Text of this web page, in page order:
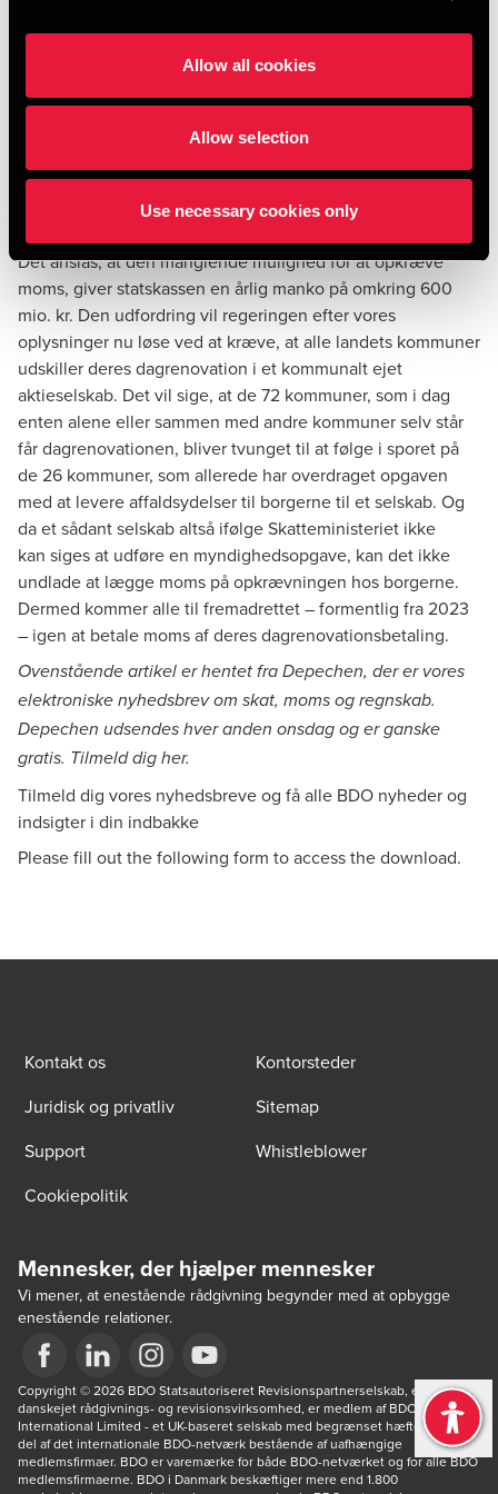
Allow all cookies
Allow selection
Use necessary cookies only
berettigede. Dels fordi det for den enkelte borger næppe
drejer sig om et beløb på over 3.000 kr. for alle årene.
Kommunerne vil i stedet lade pengene komme borgerne til
betalinger for dagrenovation, eller holde disse i ro.
Lukning af hullet i statskassen
Det anslås, at den manglende mulighed for at opkræve
moms, giver statskassen en årlig manko på omkring 600
mio. kr. Den udfordring vil regeringen efter vores
oplysninger nu løse ved at kræve, at alle landets kommuner
udskiller deres dagrenovation i et kommunalt ejet
aktieselskab. Det vil sige, at de 72 kommuner, som i dag
enten alene eller sammen med andre kommuner selv står
får dagrenovationen, bliver tvunget til at følge i sporet på
de 26 kommuner, som allerede har overdraget opgaven
med at levere affaldsydelser til borgerne til et selskab. Og
da et sådant selskab altså ifølge Skatteministeriet ikke
kan siges at udføre en myndighedsopgave, kan det ikke
undlade at lægge moms på opkrævningen hos borgerne.
Dermed kommer alle til fremadrettet – formentlig fra 2023
– igen at betale moms af deres dagrenovationsbetaling.
Ovenstående artikel er hentet fra Depechen, der er vores
elektroniske nyhedsbrev om skat, moms og regnskab.
Depechen udsendes hver anden onsdag og er ganske
gratis. Tilmeld dig her.
Tilmeld dig vores nyhedsbreve og få alle BDO nyheder og
indsigter i din indbakke
Please fill out the following form to access the download.
Kontakt os
Kontorsteder
Juridisk og privatliv
Sitemap
Support
Whistleblower
Cookiepolitik
Mennesker, der hjælper mennesker
Vi mener, at enestående rådgivning begynder med at opbygge
enestående relationer.
Opens in a new window/tab
Opens in a new window/tab
Opens in a new window/tab
Opens in a new window/tab
Copyright © 2026 BDO Statsautoriseret Revisionspartnerselskab, en
danskejet rådgivnings- og revisionsvirksomhed, er medlem af BDO
International Limited - et UK-baseret selskab med begrænset hæftelse - og
del af det internationale BDO-netværk bestående af uafhængige
medlemsfirmaer. BDO er varemærke for både BDO-netværket og for alle BDO
medlemsfirmaerne. BDO i Danmark beskæftiger mere end 1.800